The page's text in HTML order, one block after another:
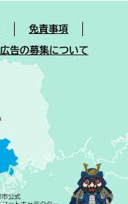
免責事項
広告の募集について